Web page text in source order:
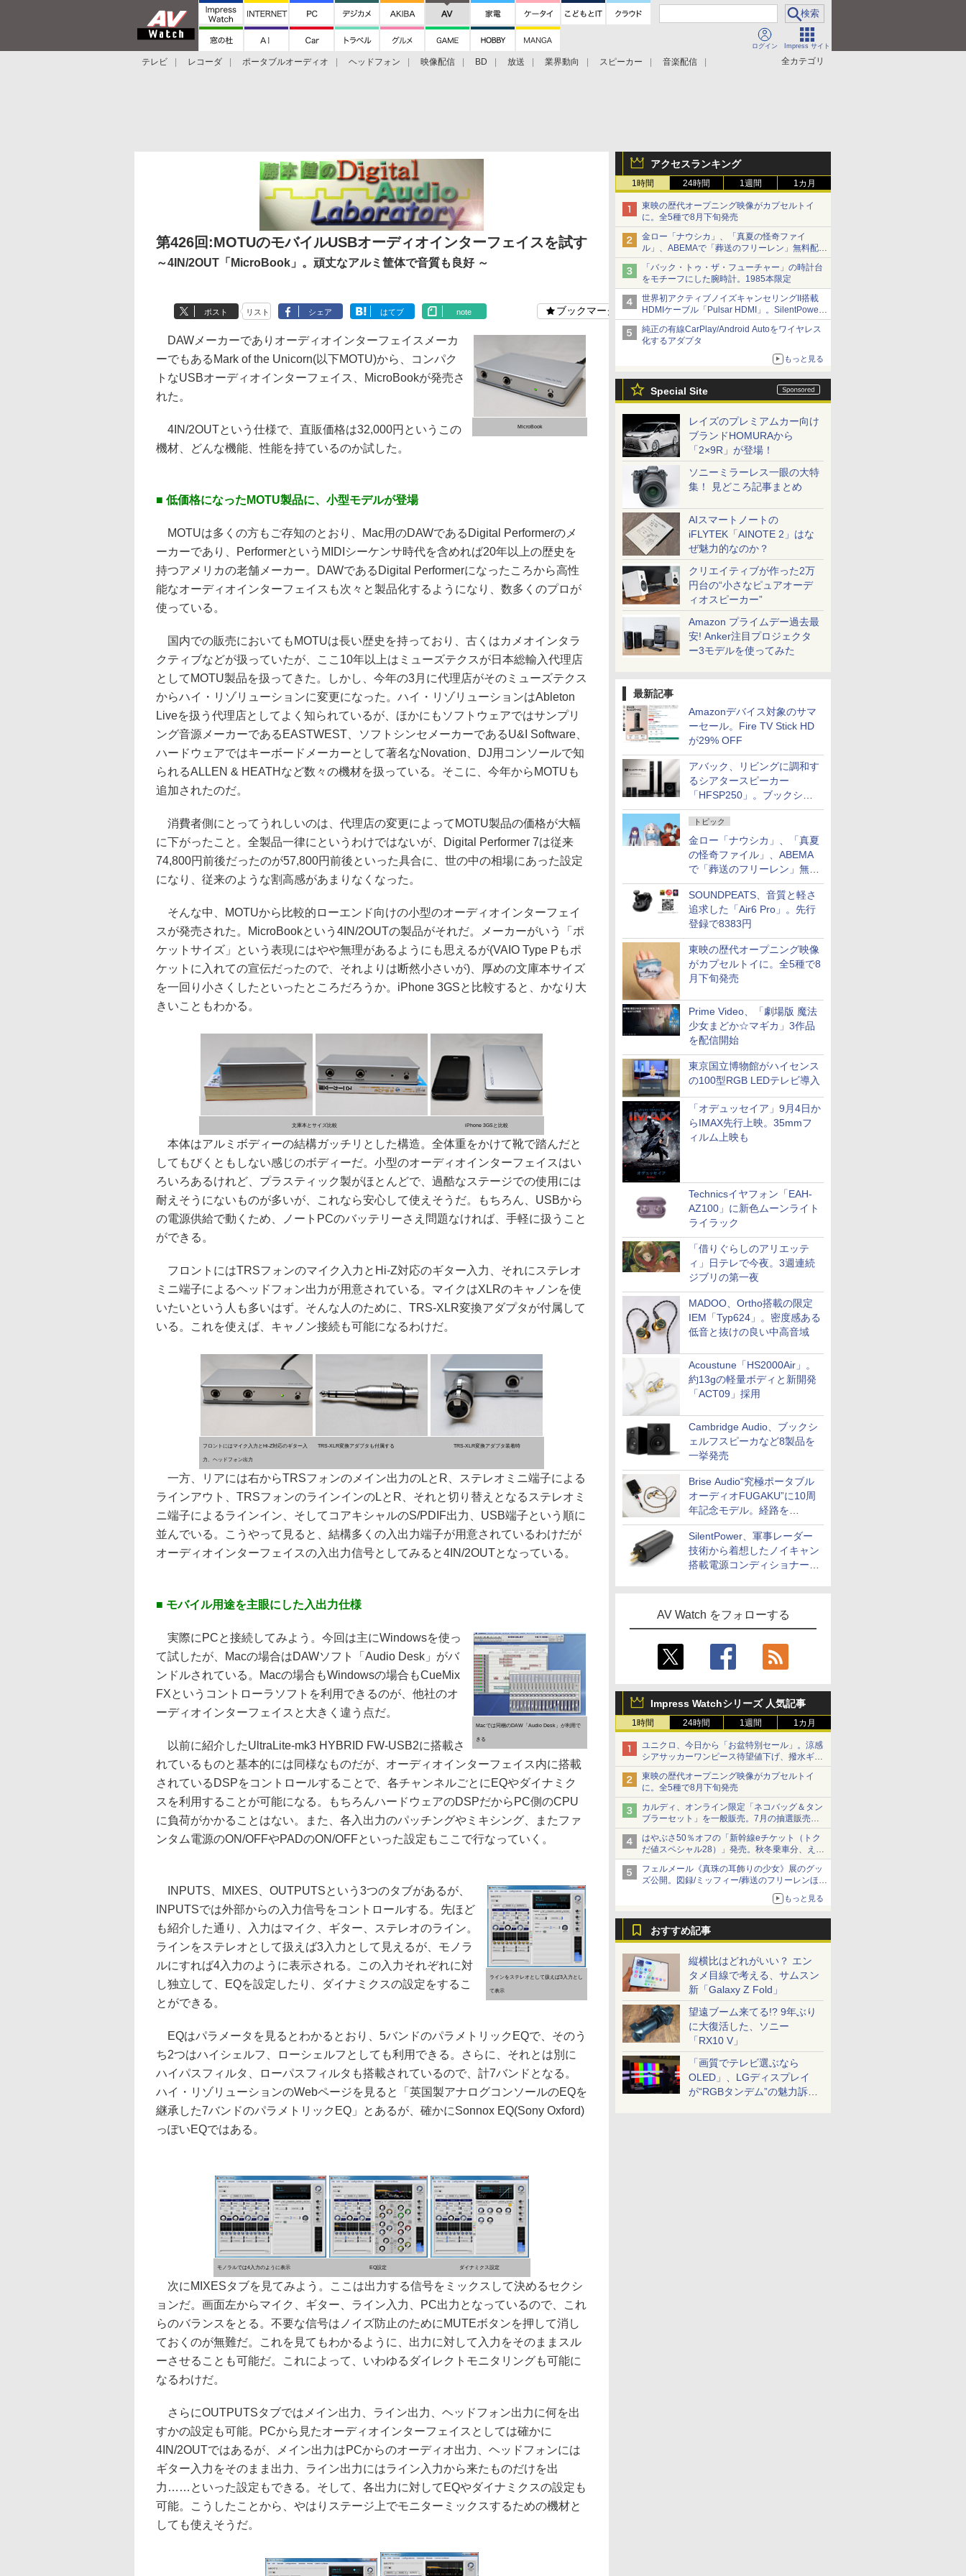
ログイン Impress サイト
全カテゴリ
テレビ レコーダ ポータブルオーディオ ヘッドフォン 映像配信 BD 放送 業界動向 スピーカー
音楽配信
アクセスランキング
1時間 24時間 1週間 1カ月
東映の歴代オープニング映像がカプセルトイ
に。全5種で8月下旬発売
金ロー「ナウシカ」、「真夏の怪奇ファイ
ル」、ABEMAで「葬送のフリーレン」無料配信
など。夏の特番・配信情報
「バック・トゥ・ザ・フューチャー」の時計台
をモチーフにした腕時計。1985本限定
世界初アクティブノイズキャンセリングII搭載
HDMIケーブル「Pulsar HDMI」。SilentPower
から
純正の有線CarPlay/Android Autoをワイヤレス
化するアダプタ
もっと見る
Special Site
レイズのプレミアムカー向け
ブランドHOMURAから
「2×9R」が登場！
ソニーミラーレス一眼の大特
集！ 見どころ記事まとめ
AIスマートノートの
iFLYTEK「AINOTE 2」はな
ぜ魅力的なのか？
クリエイティブが作った2万
円台の“小さなピュアオーデ
ィオスピーカー”
Amazon プライムデー過去最
安! Anker注目プロジェクタ
ー3モデルを使ってみた
最新記事
Amazonデバイス対象のサマ
ーセール。Fire TV Stick HD
が29% OFF
アバック、リビングに調和す
るシアタースピーカー
「HFSP250」。ブックシェ
ルフはペア3万円以下
トピック
金ロー「ナウシカ」、「真夏
の怪奇ファイル」、ABEMA
で「葬送のフリーレン」無料
配信など。夏の特番・配信情
報
SOUNDPEATS、音質と軽さ
追求した「Air6 Pro」。先行
登録で8383円
東映の歴代オープニング映像
がカプセルトイに。全5種で8
月下旬発売
Prime Video、「劇場版 魔法
少女まどか☆マギカ」3作品
を配信開始
東京国立博物館がハイセンス
の100型RGB LEDテレビ導入
「オデュッセイア」9月4日か
らIMAX先行上映。35mmフ
ィルム上映も
Technicsイヤフォン「EAH-
AZ100」に新色ムーンライト
ライラック
「借りぐらしのアリエッテ
ィ」日テレで今夜。3週連続
ジブリの第一夜
MADOO、Ortho搭載の限定
IEM「Typ624」。密度感ある
低音と抜けの良い中高音域
Acoustune「HS2000Air」。
約13gの軽量ボディと新開発
「ACT09」採用
Cambridge Audio、ブックシ
ェルフスピーカなど8製品を
一挙発売
Brise Audio“究極ポータブル
オーディオFUGAKU”に10周
年記念モデル。経路を
NISHIKIで統一。400万円
SilentPower、軍事レーダー
技術から着想したノイキャン
搭載電源コンディショナー
AV Watch をフォローする
Impress Watchシリーズ 人気記事
1時間 24時間 1週間 1カ月
ユニクロ、今日から「お盆特別セール」。涼感
シアサッカーワンピース待望値下げ、撥水ギア
ショーツは1990円に
東映の歴代オープニング映像がカプセルトイ
に。全5種で8月下旬発売
カルディ、オンライン限定「ネコバッグ＆タン
ブラーセット」を一般販売。7月の抽選販売の
当選無効分
はやぶさ50％オフの「新幹線eチケット（トク
だ値スペシャル28）」発売。秋冬乗車分、えき
ねっと限定
フェルメール《真珠の耳飾りの少女》展のグッ
ズ公開。図録/ミッフィー/葬送のフリーレンほ
もっと見る
おすすめ記事
縦横比はどれがいい？ エン
タメ目線で考える、サムスン
新「Galaxy Z Fold」
望遠ブーム来てる!? 9年ぶり
に大復活した、ソニー
「RX10 V」
「画質でテレビ選ぶなら
OLED」、LGディスプレイ
が“RGBタンデム”の魅力訴
第426回:MOTUのモバイルUSBオーディオインターフェイスを試す
～4IN/2OUT「MicroBook」。頑丈なアルミ筐体で音質も良好 ～
ポスト リスト シェア はてブ note ブックマーク
MicroBook
DAWメーカーでありオーディオインターフェイスメーカ
ーでもあるMark of the Unicorn(以下MOTU)から、コンパク
トなUSBオーディオインターフェイス、MicroBookが発売さ
れた。
4IN/2OUTという仕様で、直販価格は32,000円というこの
機材、どんな機能、性能を持ているのか試した。
■ 低価格になったMOTU製品に、小型モデルが登場
MOTUは多くの方もご存知のとおり、Mac用のDAWであるDigital Performerのメ
ーカーであり、PerformerというMIDIシーケンサ時代を含めれば20年以上の歴史を
持つアメリカの老舗メーカー。DAWであるDigital Performerになったころから高性
能なオーディオインターフェイスも次々と製品化するようになり、数多くのプロが
使っている。
国内での販売においてもMOTUは長い歴史を持っており、古くはカメオインタラ
クティブなどが扱っていたが、ここ10年以上はミューズテクスが日本総輸入代理店
としてMOTU製品を扱ってきた。しかし、今年の3月に代理店がそのミューズテクス
からハイ・リゾリューションに変更になった。ハイ・リゾリューションはAbleton
Liveを扱う代理店としてよく知られているが、ほかにもソフトウェアではサンプリ
ング音源メーカーであるEASTWEST、ソフトシンセメーカーであるU&I Software、
ハードウェアではキーボードメーカーとして著名なNovation、DJ用コンソールで知
られるALLEN & HEATHなど数々の機材を扱っている。そこに、今年からMOTUも
追加されたのだ。
消費者側にとってうれしいのは、代理店の変更によってMOTU製品の価格が大幅
に下がったこと。全製品一律にというわけではないが、Digital Performer 7は従来
74,800円前後だったのが57,800円前後といった具合に、世の中の相場にあった設定
になり、従来のような割高感があまりなくなった。
そんな中、MOTUから比較的ローエンド向けの小型のオーディオインターフェイ
スが発売された。MicroBookという4IN/2OUTの製品がそれだ。メーカーがいう「ポ
ケットサイズ」という表現にはやや無理があるようにも思えるが(VAIO Type Pもポ
ケットに入れての宣伝だったので、それよりは断然小さいが)、厚めの文庫本サイズ
を一回り小さくしたといったところだろうか。iPhone 3GSと比較すると、かなり大
きいこともわかる。
文庫本とサイズ比較 iPhone 3GSと比較
本体はアルミボディーの結構ガッチリとした構造。全体重をかけて靴で踏んだと
してもびくともしない感じのボディーだ。小型のオーディオインターフェイスはい
ろいろあるけれど、プラスティック製がほとんどで、過酷なステージでの使用には
耐えそうにないものが多いが、これなら安心して使えそうだ。もちろん、USBから
の電源供給で動くため、ノートPCのバッテリーさえ問題なければ、手軽に扱うこと
ができる。
フロントにはTRSフォンのマイク入力とHi-Z対応のギター入力、それにステレオ
ミニ端子によるヘッドフォン出力が用意されている。マイクはXLRのキャノンを使
いたいという人も多いはず。そんな人のために、TRS-XLR変換アダプタが付属して
いる。これを使えば、キャノン接続も可能になるわけだ。
フロントにはマイク入力とHi-Z対応のギター入
力、ヘッドフォン出力
TRS-XLR変換アダプタも付属する TRS-XLR変換アダプタ装着時
一方、リアには右からTRSフォンのメイン出力のLとR、ステレオミニ端子による
ラインアウト、TRSフォンのラインインのLとR、それと切り替えとなるステレオミ
ニ端子によるラインイン、そしてコアキシャルのS/PDIF出力、USB端子という順に
並んでいる。こうやって見ると、結構多くの入出力端子が用意されているわけだが
オーディオインターフェイスの入出力信号としてみると4IN/2OUTとなっている。
■ モバイル用途を主眼にした入出力仕様
Macでは同梱のDAW「Audio Desk」が利用で
きる
実際にPCと接続してみよう。今回は主にWindowsを使っ
て試したが、Macの場合はDAWソフト「Audio Desk」がバ
ンドルされている。Macの場合もWindowsの場合もCueMix
FXというコントローラソフトを利用できるのが、他社のオ
ーディオインターフェイスと大きく違う点だ。
以前に紹介したUltraLite-mk3 HYBRID FW-USB2に搭載さ
れているものと基本的には同様なものだが、オーディオインターフェイス内に搭載
されているDSPをコントロールすることで、各チャンネルごとにEQやダイナミク
スを利用することが可能になる。もちろんハードウェアのDSPだからPC側のCPU
に負荷がかかることはない。また、各入出力のパッチングやミキシング、またファ
ンタム電源のON/OFFやPADのON/OFFといった設定もここで行なっていく。
ラインをステレオとして扱えば3入力とし
て表示
INPUTS、MIXES、OUTPUTSという3つのタブがあるが、
INPUTSでは外部からの入力信号をコントロールする。先ほど
も紹介した通り、入力はマイク、ギター、ステレオのライン。
ラインをステレオとして扱えば3入力として見えるが、モノラ
ルにすれば4入力のように表示される。この入力それぞれに対
し独立して、EQを設定したり、ダイナミクスの設定をするこ
とができる。
EQはパラメータを見るとわかるとおり、5バンドのパラメトリックEQで、そのう
ち2つはハイシェルフ、ローシェルフとしても利用できる。さらに、それとは別に
ハイパスフィルタ、ローパスフィルタも搭載されているので、計7バンドとなる。
ハイ・リゾリューションのWebページを見ると「英国製アナログコンソールのEQを
継承した7バンドのパラメトリックEQ」とあるが、確かにSonnox EQ(Sony Oxford)
っぽいEQではある。
モノラルでは4入力のように表示 EQ設定 ダイナミクス設定
次にMIXESタブを見てみよう。ここは出力する信号をミックスして決めるセクシ
ョンだ。画面左からマイク、ギター、ライン入力、PC出力となっているので、これ
らのバランスをとる。不要な信号はノイズ防止のためにMUTEボタンを押して消し
ておくのが無難だ。これを見てもわかるように、出力に対して入力をそのままスル
ーさせることも可能だ。これによって、いわゆるダイレクトモニタリングも可能に
なるわけだ。
さらにOUTPUTSタブではメイン出力、ライン出力、ヘッドフォン出力に何を出
すかの設定も可能。PCから見たオーディオインターフェイスとしては確かに
4IN/2OUTではあるが、メイン出力はPCからのオーディオ出力、ヘッドフォンには
ギター入力をそのまま出力、ライン出力にはライン入力から来たものだけを出
力……といった設定もできる。そして、各出力に対してEQやダイナミクスの設定も
可能。こうしたことから、やはりステージ上でモニターミックスするための機材と
しても使えそうだ。